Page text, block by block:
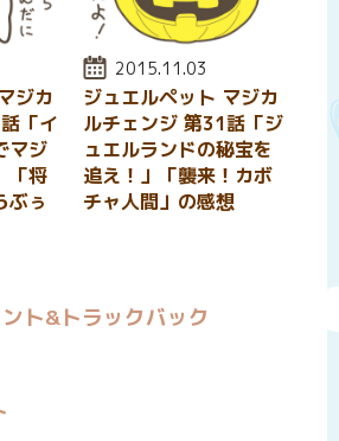
ジカ
「イ
マジ
「将
ぶぅ
投稿日:
2015.11.03
ジュエルペット マジカ
ルチェンジ 第31話「ジ
ュエルランドの秘宝を
追え！」「襲来！カボ
チャ人間」の感想
ト&トラックバック